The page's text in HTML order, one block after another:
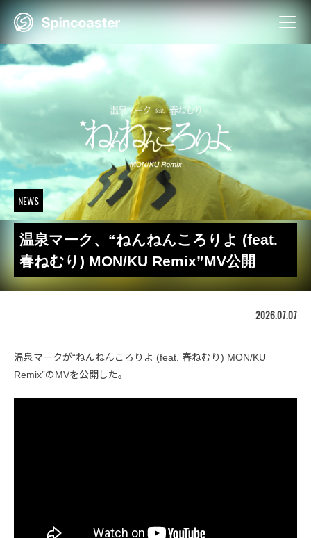
Skip
NEWS
温泉マーク、“ねんねんころりよ (feat.
春ねむり) MON/KU Remix”MV公開
2026.07.07
温泉マークが“ねんねんころりよ (feat. 春ねむり) MON/KU
Remix”のMVを公開した。